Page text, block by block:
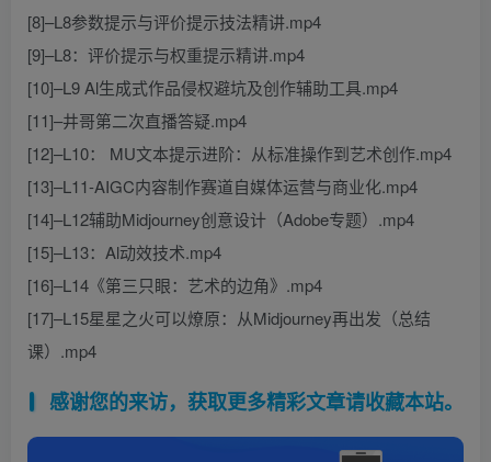
[8]–L8参数提示与评价提示技法精讲.mp4
[9]–L8：评价提示与权重提示精讲.mp4
[10]–L9 Al生成式作品侵权避坑及创作辅助工具.mp4
[11]–井哥第二次直播答疑.mp4
[12]–L10： MU文本提示进阶：从标准操作到艺术创作.mp4
[13]–L11-AIGC内容制作赛道自媒体运营与商业化.mp4
[14]–L12辅助Midjourney创意设计（Adobe专题）.mp4
[15]–L13：Al动效技术.mp4
[16]–L14《第三只眼：艺术的边角》.mp4
[17]–L15星星之火可以燎原：从Midjourney再出发（总结
课）.mp4
感谢您的来访，获取更多精彩文章请收藏本站。